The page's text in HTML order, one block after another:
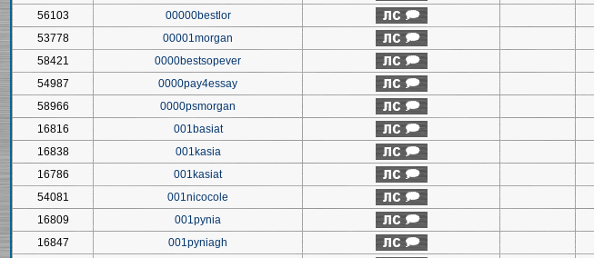
56103
00000bestlor
53778
00001morgan
58421
0000bestsopever
54987
0000pay4essay
58966
0000psmorgan
16816
001basiat
16838
001kasia
16786
001kasiat
54081
001nicocole
16809
001pynia
16847
001pyniagh